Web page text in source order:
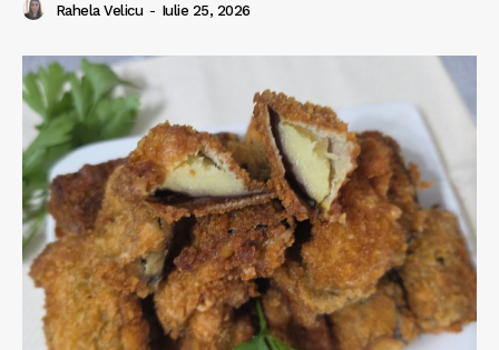
Rahela Velicu - Iulie 25, 2026